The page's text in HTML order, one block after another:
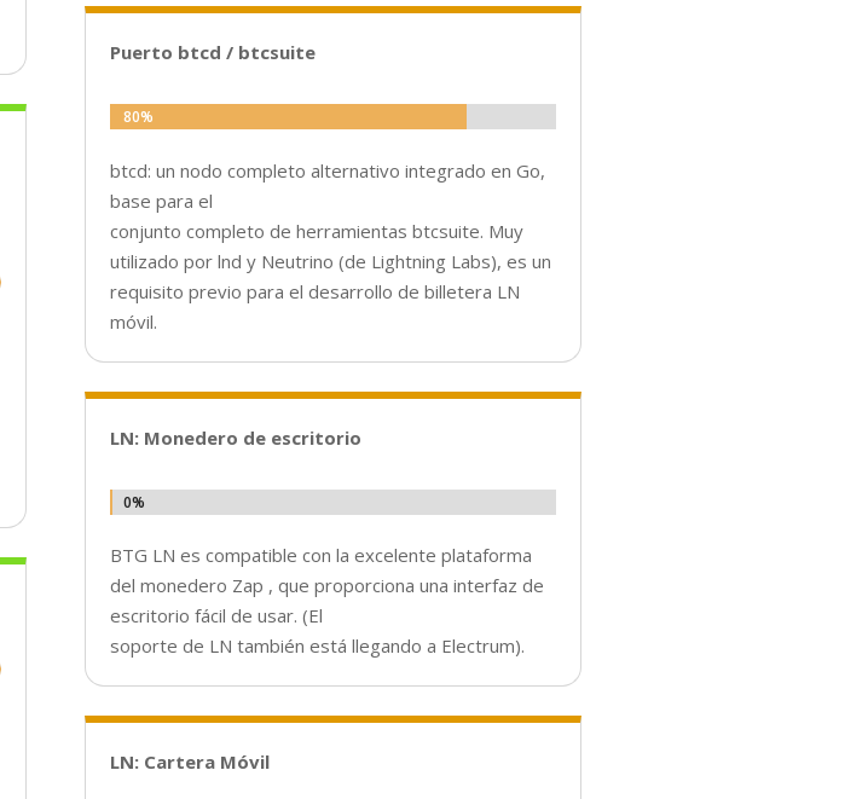
Puerto btcd / btcsuite
80%
80%
btcd: un nodo completo alternativo integrado en Go,
base para el
conjunto completo de herramientas btcsuite. Muy
utilizado por lnd y Neutrino (de Lightning Labs), es un
requisito previo para el desarrollo de billetera LN
móvil.
LN: Monedero de escritorio
0%
0%
BTG LN es compatible con la excelente plataforma
del monedero Zap , que proporciona una interfaz de
escritorio fácil de usar. (El
soporte de LN también está llegando a Electrum).
LN: Cartera Móvil